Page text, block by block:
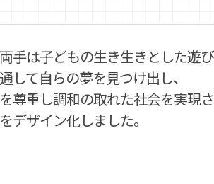
手は子どもの生き生きとした遊
して自らの夢を見つけ出し、
尊重し調和の取れた社会を実現
デザイン化しました。